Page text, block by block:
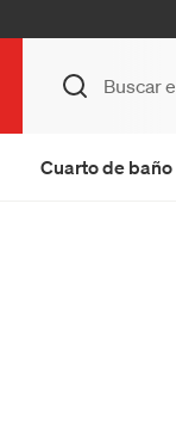
Cuarto de baño